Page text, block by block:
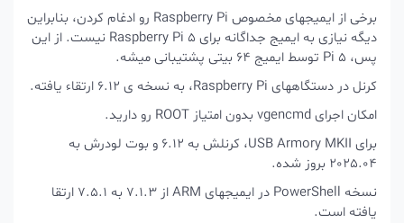
برخی از ایمیجهای مخصوص Raspberry Pi رو ادغام کردن، بنابراین
دیگه نیازی به ایمیج جداگانه برای Raspberry Pi 5 نیست. از این
پس، Pi 5 توسط ایمیج ۶۴ بیتی پشتیبانی میشه.
کرنل در دستگاههای Raspberry Pi، به نسخه ی 6.12 ارتقاء یافته.
امکان اجرای vgencmd بدون امتیاز ROOT رو دارید.
برای USB Armory MKII، کرنلش به 6.12 و بوت لودرش به
2025.04 بروز شده.
نسخه PowerShell در ایمیجهای ARM از 7.1.3 به 7.5.1 ارتقا
یافته است.